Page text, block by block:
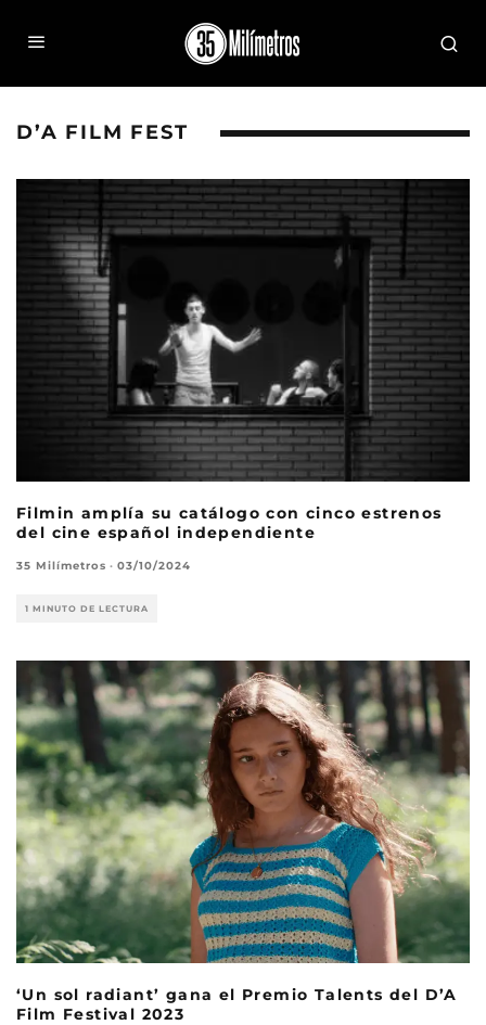
D’A FILM FEST
Filmin amplía su catálogo con cinco estrenos
del cine español independiente
35 Milímetros · 03/10/2024
1 MINUTO DE LECTURA
‘Un sol radiant’ gana el Premio Talents del D’A
Film Festival 2023